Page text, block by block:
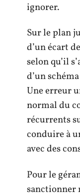
ignorer.
Sur le plan
d’un écart
selon qu’il
d’un
Une erreur
normal du
récurrents
conduire à
avec des
Pour le
sanctionner